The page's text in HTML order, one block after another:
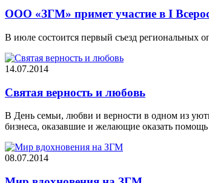
ООО «ЗГМ» примет участие в I
В июле состоится первый съезд региональных
14.07.2014
Святая верность и любовь
В День семьи, любви и верности в одном из
бизнеса, оказавшие и желающие оказать
08.07.2014